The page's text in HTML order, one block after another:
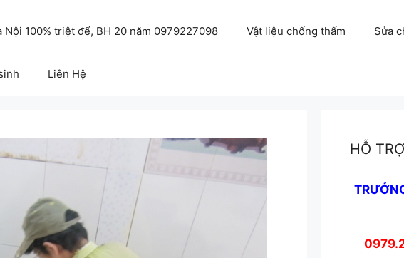
Nội 100% triệt để, BH 20 năm 0979227098 Vật liệu chống thấm Sửa
Liên Hệ
HỖ